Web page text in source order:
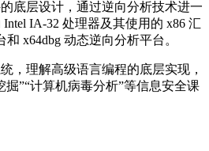
底层设计，通过逆向分析技术进一
IA-32 处理器及其使用的 x86 汇
x64dbg 动态逆向分析平台。
，理解高级语言编程的底层实现，
”“计算机病毒分析”等信息安全课